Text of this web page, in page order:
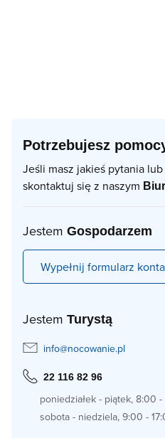
Potrzebujesz
Jeśli masz jakieś pytania
skontaktuj się z naszym
Jestem Gospodarzem
Wypełnij formularz
Jestem Turystą
info@nocowanie.pl
22 116 82 96
poniedziałek - piątek, 8:00
sobota - niedziela, 9:00 -